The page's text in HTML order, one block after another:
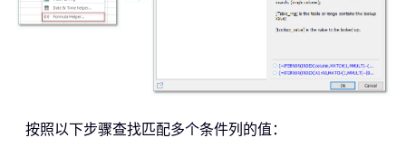
按照以下步骤查找匹配多个条件列的值：